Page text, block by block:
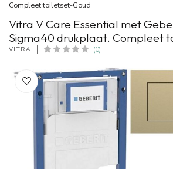
Compleet toiletset-Goud
Vitra V Care Essential met
Sigma40 drukplaat. Compleet
VITRA (0)